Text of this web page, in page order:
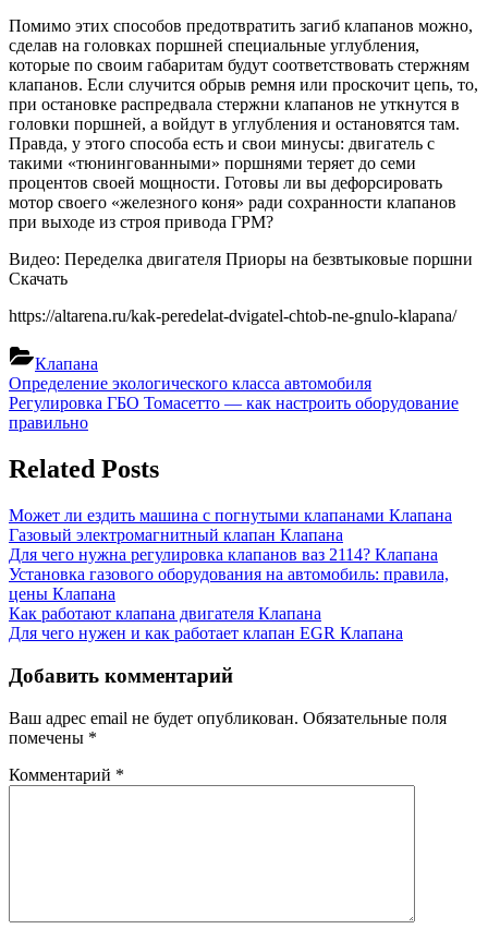
Помимо этих способов предотвратить загиб клапанов можно,
сделав на головках поршней специальные углубления,
которые по своим габаритам будут соответствовать стержням
клапанов. Если случится обрыв ремня или проскочит цепь, то,
при остановке распредвала стержни клапанов не уткнутся в
головки поршней, а войдут в углубления и остановятся там.
Правда, у этого способа есть и свои минусы: двигатель с
такими «тюнингованными» поршнями теряет до семи
процентов своей мощности. Готовы ли вы дефорсировать
мотор своего «железного коня» ради сохранности клапанов
при выходе из строя привода ГРМ?
Видео: Переделка двигателя Приоры на безвтыковые поршни
Скачать
https://altarena.ru/kak-peredelat-dvigatel-chtob-ne-gnulo-klapana/
Клапана
Навигация
по
Previous
Post:
Определение экологического класса автомобиля
Next
Post:
Регулировка ГБО Томасетто — как настроить оборудование
правильно
Related Posts
Может ли ездить машина с погнутыми клапанами Клапана
Газовый электромагнитный клапан Клапана
Для чего нужна регулировка клапанов ваз 2114? Клапана
Установка газового оборудования на автомобиль: правила,
цены Клапана
Как работают клапана двигателя Клапана
Для чего нужен и как работает клапан EGR Клапана
Добавить комментарий
Ваш адрес email не будет опубликован. Обязательные поля
помечены *
Комментарий *